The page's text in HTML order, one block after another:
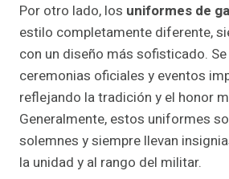
Por otro lado, los uniformes de
estilo completamente diferente,
con un diseño más sofisticado.
ceremonias oficiales y eventos
reflejando la tradición y el honor
Generalmente, estos uniformes
solemnes y siempre llevan
la unidad y al rango del militar.